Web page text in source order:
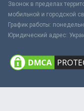
Звонок в пределах
мобильной и городской
График работы:
Юридический адрес: